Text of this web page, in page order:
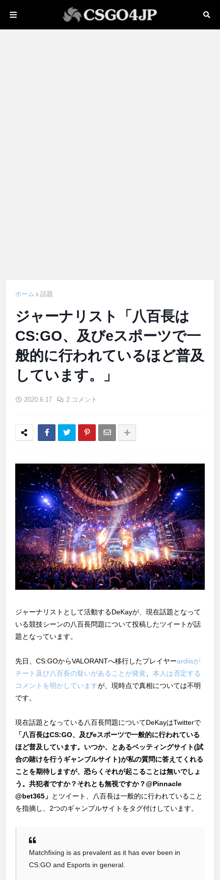
ホーム 話題
ジャーナリスト「八百長は
CS:GO、及びeスポーツで一
般的に行われているほど普及
しています。」
2020.6.17 2 コメント
ジャーナリストとして活動するDeKayが、現在話題となって
いる競技シーンの八百長問題について投稿したツイートが話
題となっています。
先日、CS:GOからVALORANTへ移行したプレイヤーardiisが
チート及び八百長の疑いがあることが発覚、 本人は否定する
コメントを明かしていますが、現時点で真相については不明
です。
現在話題となっている八百長問題についてDeKayはTwitterで
「八百長はCS:GO、及びeスポーツで一般的に行われている
ほど普及しています。いつか、とあるベッティングサイト(試
合の賭けを行うギャンブルサイト)が私の質問に答えてくれる
ことを期待しますが、恐らく それが起こることは無いでしょ
う。共犯者ですか？それとも無視ですか？@Pinnacle
@bet365」 とツイート、八百長は一般的に行われていること
を指摘し、2つのギャンブルサイトをタグ付けしています。
Matchfixing is as prevalent as it has ever been in
CS:GO and Esports in general.